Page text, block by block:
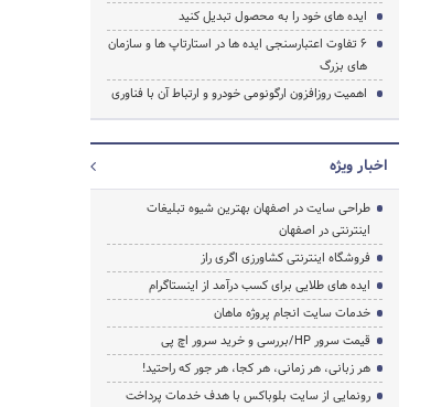
جستجو
ایده های خود را به محصول تبدیل کنید
6 تفاوت اعتبارسنجی ایده ها در استارتاپ ها و سازمان
های بزرگ
اهمیت روزافزون ارگونومی خودرو و ارتباط آن با فناوری
اخبار ویژه
طراحی سایت در اصفهان بهترین شیوه تبلیغات
اینترنتی در اصفهان
فروشگاه اینترنتی کشاورزی اگری راز
ایده های طلایی برای کسب درآمد از اینستاگرام
خدمات سایت انجام پروژه ماهان
قیمت سرور HP/بررسی و خرید سرور اچ پی
هر زبانی، هر زمانی، هر کجا، هر جور که راحتید!
رونمایی از سایت بلوباکس با هدف خدمات پرداخت